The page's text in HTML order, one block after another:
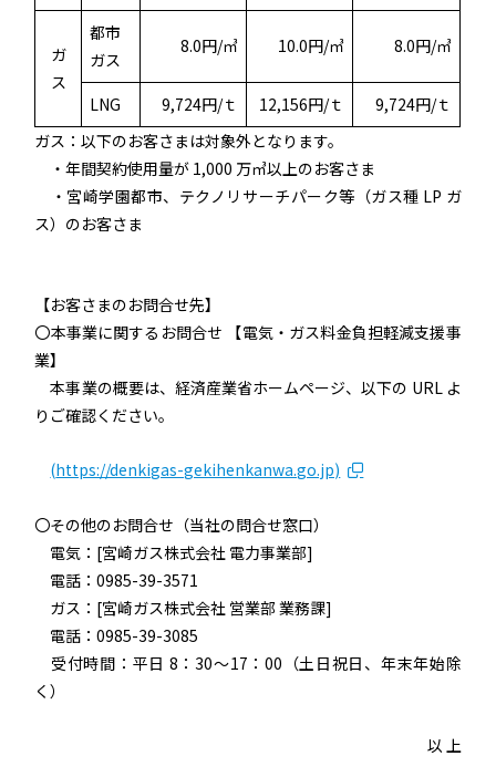
ガ
ス
都市
ガス
8.0円/㎥ 10.0円/㎥ 8.0円/㎥
LNG 9,724円/ｔ 12,156円/ｔ
9,724円/ｔ
ガス：以下のお客さまは対象外となります。
・年間契約使用量が 1,000 万㎥以上のお客さま
・宮崎学園都市、テクノリサーチパーク等（ガス種 LP ガ
ス）のお客さま
【お客さまのお問合せ先】
〇本事業に関するお問合せ 【電気・ガス料金負担軽減支援事
業】
本事業の概要は、経済産業省ホームページ、以下の URL よ
りご確認ください。
(https://denkigas-gekihenkanwa.go.jp)
〇その他のお問合せ（当社の問合せ窓口）
電気：[宮崎ガス株式会社 電力事業部]
電話：0985-39-3571
ガス：[宮崎ガス株式会社 営業部 業務課]
電話：0985-39-3085
受付時間：平日 8：30～17：00（土日祝日、年末年始除
く）
以 上